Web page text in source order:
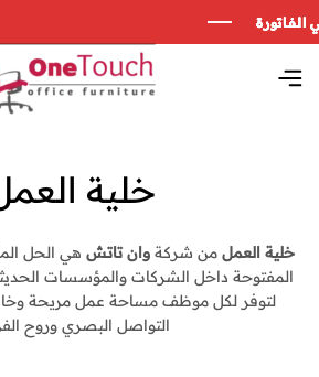
خلية
خلية العمل من شركةوان تاتش هي الحل
المفتوحة داخل الشركات والمؤسسات
لتوفر لكل موظف مساحة عمل مريحة
التواصل البصري وروح